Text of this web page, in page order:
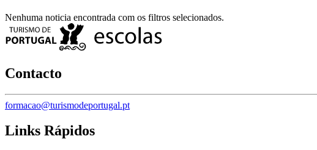
Nenhuma noticia encontrada com os filtros selecionados.
Contacto
formacao@turismodeportugal.pt
Links Rápidos